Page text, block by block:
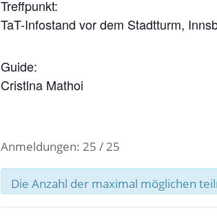
Treffpunkt:
TaT-Infostand vor dem Stadtturm,
Guide:
Cristlna Mathoi
Anmeldungen: 25 / 25
Die Anzahl der maximal möglichen